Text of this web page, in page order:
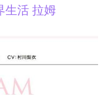
生活 拉姆